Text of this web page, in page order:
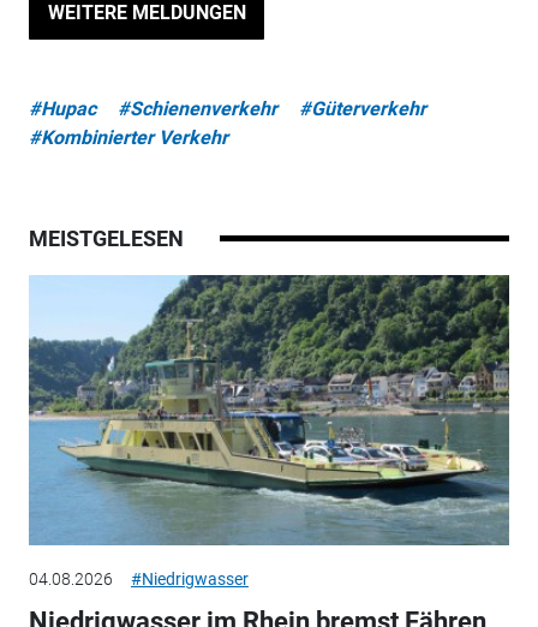
WEITERE MELDUNGEN
#Hupac #Schienenverkehr
#Güterverkehr
#Kombinierter Verkehr
MEISTGELESEN
04.08.2026 #Niedrigwasser